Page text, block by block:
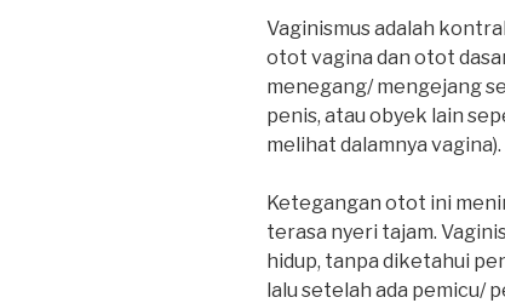
Vaginismus adalah
otot vagina dan otot
menegang/ mengejang
penis, atau obyek lain
melihat dalamnya vagina).
Ketegangan otot ini
terasa nyeri tajam.
hidup, tanpa diketahui
lalu setelah ada pemicu/